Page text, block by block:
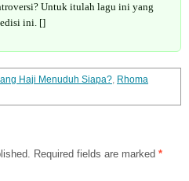
Untuk itulah lagu ini yang
edisi ini. []
Haji Menuduh Siapa?, Rhoma
Required fields are marked *